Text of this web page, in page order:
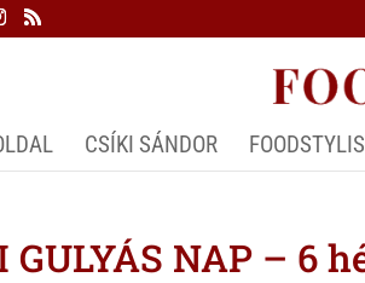
CSÍKI SÁNDOR
GULYÁS NAP – 6